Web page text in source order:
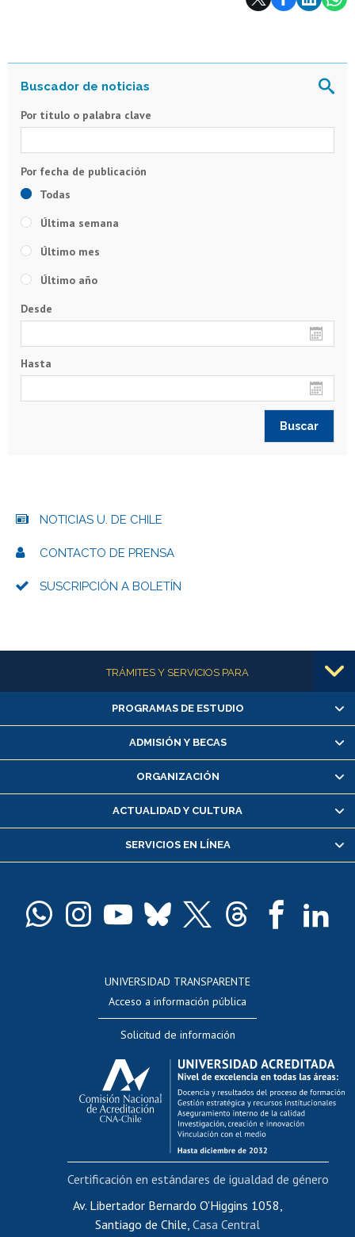
Por título o palabra clave
Todas
Última semana
Último mes
Último año
Desde
Hasta
NOTICIAS U. DE CHILE
CONTACTO DE PRENSA
SUSCRIPCIÓN A BOLETÍN
Más informaciónTRÁMITES Y SERVICIOS PARA
Alumnas/os y exalumnas/os
Matrícula en línea
Inscripción y cambio de asignaturas
Consulta y certificado de notas
Servicio médico y dental
Pago de arancel y crédito alumnos
Docentes
Evaluación docente
Calificación académica
Postulación al AUCAI
Funcionarias/os
Cursos internos de capacitación
Bienestar del personal
Portal de movilidad interna
Certificado de renta
Certificado de renta honorarios
PROGRAMAS DE ESTUDIO
ADMISIÓN Y BECAS
ORGANIZACIÓN
ACTUALIDAD Y CULTURA
SERVICIOS EN LÍNEA
UNIVERSIDAD TRANSPARENTE
Acceso a información pública
Solicitud de información
Av. Libertador Bernardo O'Higgins 1058,
Santiago de Chile, Casa Central
Certificación en estándares de igualdad de género